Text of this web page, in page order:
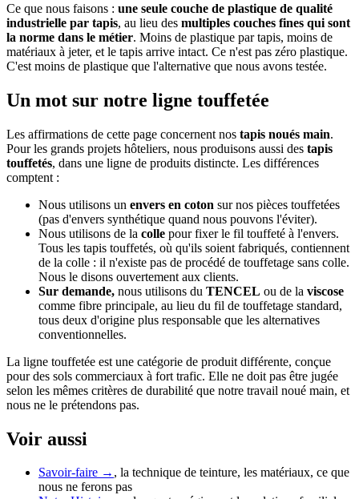
Ce que nous faisons : une seule couche de plastique de qualité
industrielle par tapis, au lieu des multiples couches fines qui sont
la norme dans le métier. Moins de plastique par tapis, moins de
matériaux à jeter, et le tapis arrive intact. Ce n'est pas zéro plastique.
C'est moins de plastique que l'alternative que nous avons testée.
Un mot sur notre ligne touffetée
Les affirmations de cette page concernent nos tapis noués main.
Pour les grands projets hôteliers, nous produisons aussi des tapis
touffetés, dans une ligne de produits distincte. Les différences
comptent :
Nous utilisons un envers en coton sur nos pièces touffetées
(pas d'envers synthétique quand nous pouvons l'éviter).
Nous utilisons de la colle pour fixer le fil touffeté à l'envers.
Tous les tapis touffetés, où qu'ils soient fabriqués, contiennent
de la colle : il n'existe pas de procédé de touffetage sans colle.
Nous le disons ouvertement aux clients.
Sur demande, nous utilisons du TENCEL ou de la viscose
comme fibre principale, au lieu du fil de touffetage standard,
tous deux d'origine plus responsable que les alternatives
conventionnelles.
La ligne touffetée est une catégorie de produit différente, conçue
pour des sols commerciaux à fort trafic. Elle ne doit pas être jugée
selon les mêmes critères de durabilité que notre travail noué main, et
nous ne le prétendons pas.
Voir aussi
Savoir-faire → , la technique de teinture, les matériaux, ce que
nous ne ferons pas